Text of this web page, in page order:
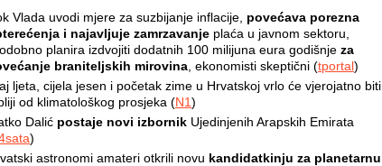
Vlada uvodi mjere za suzbijanje inflacije, povećava porezna
i najavljuje zamrzavanje plaća u javnom sektoru,
planira izdvojiti dodatnih 100 milijuna eura godišnje za
braniteljskih mirovina , ekonomisti skeptični (tportal)
ljeta, cijela jesen i početak zime u Hrvatskoj vrlo će vjerojatno biti
od klimatološkog prosjeka (N1)
Dalić postaje novi izbornik Ujedinjenih Arapskih Emirata
)
astronomi amateri otkrili novu kandidatkinju za planetarnu